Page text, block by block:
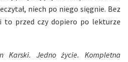
niech po niego sięgnie. Bez
to przed czy dopiero po lekturze
Karski. Jedno życie. Kompletna